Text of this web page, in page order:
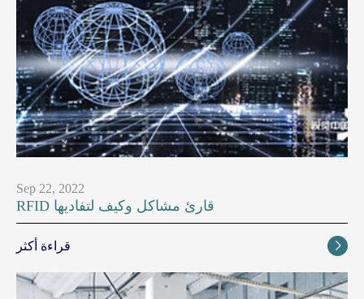
Sep 22, 2022
RFID قارئ مشاكل وكيف لتفاديها
قراءة أكثر 